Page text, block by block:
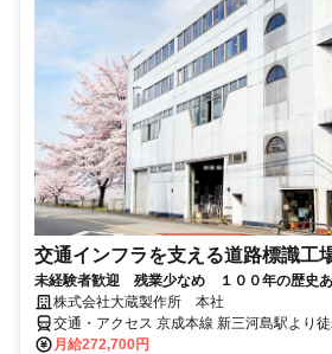
交通インフラを支える道路標識工
未経験者歓迎 残業少なめ １００年の歴史あ
株式会社大蔵製作所 本社
交通・アクセス 京成本線 新三河島駅より
月給272,700円